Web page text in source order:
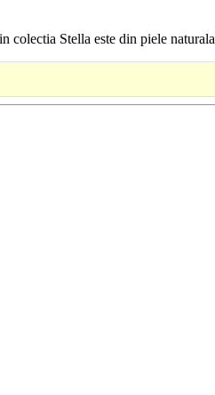
colectia Stella este din piele naturala